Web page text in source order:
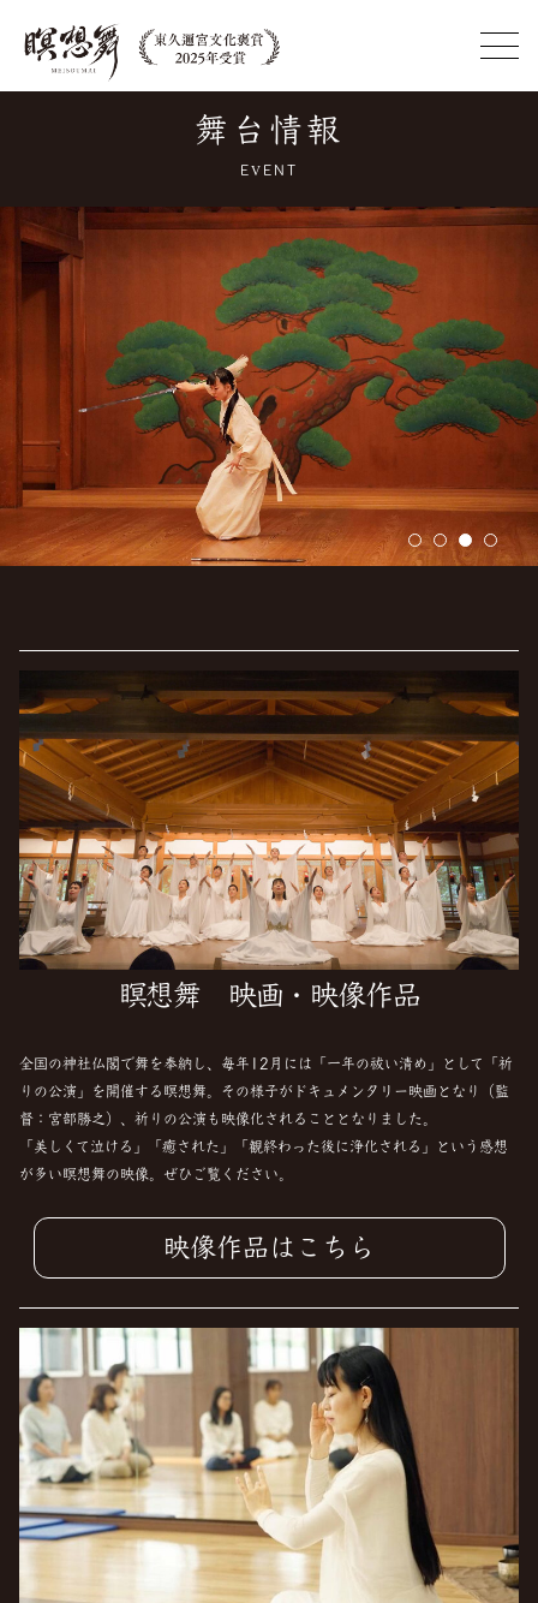
Menu
舞台情報
EVENT
瞑想舞 映画・映像作品
全国の神社仏閣で舞を奉納し、毎年12月には「一年の祓い清め」として「祈
りの公演」を開催する瞑想舞。その様子がドキュメンタリー映画となり（監
督：宮部勝之）、祈りの公演も映像化されることとなりました。
「美しくて泣ける」「癒された」「観終わった後に浄化される」という感想
が多い瞑想舞の映像。ぜひご覧ください。
映像作品はこちら